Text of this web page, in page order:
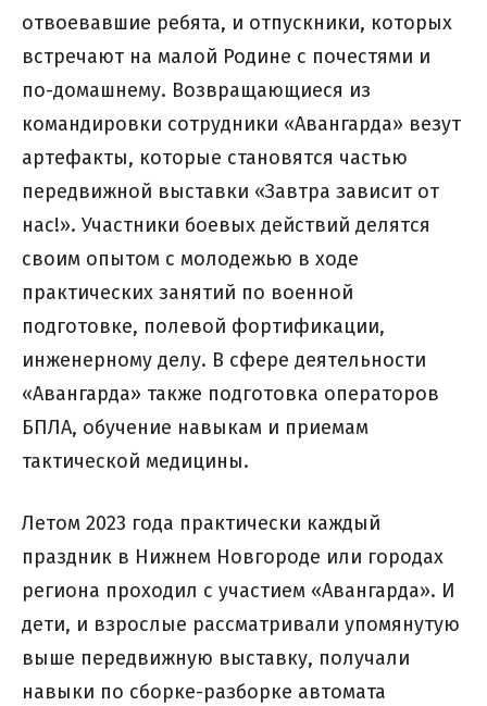
отвоевавшие ребята, и отпускники, которых
встречают на малой Родине с почестями и
по-домашнему. Возвращающиеся из
командировки сотрудники «Авангарда» везут
артефакты, которые становятся частью
передвижной выставки «Завтра зависит от
нас!». Участники боевых действий делятся
своим опытом с молодежью в ходе
практических занятий по военной
подготовке, полевой фортификации,
инженерному делу. В сфере деятельности
«Авангарда» также подготовка операторов
БПЛА, обучение навыкам и приемам
тактической медицины.
Летом 2023 года практически каждый
праздник в Нижнем Новгороде или городах
региона проходил с участием «Авангарда». И
дети, и взрослые рассматривали упомянутую
выше передвижную выставку, получали
навыки по сборке-разборке автомата